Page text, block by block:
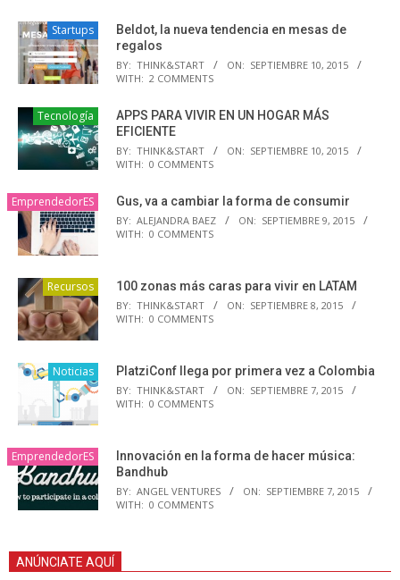
Startups
Beldot, la nueva tendencia en mesas de
regalos
BY: THINK&START ON: SEPTIEMBRE 10, 2015
WITH: 2 COMMENTS
Tecnología
APPS PARA VIVIR EN UN HOGAR MÁS
EFICIENTE
BY: THINK&START ON: SEPTIEMBRE 10, 2015
WITH: 0 COMMENTS
EmprendedorES Gus, va a cambiar la forma de consumir
BY: ALEJANDRA BAEZ ON: SEPTIEMBRE 9, 2015
WITH: 0 COMMENTS
Recursos 100 zonas más caras para vivir en LATAM
BY: THINK&START ON: SEPTIEMBRE 8, 2015
WITH: 0 COMMENTS
Noticias PlatziConf llega por primera vez a Colombia
BY: THINK&START ON: SEPTIEMBRE 7, 2015
WITH: 0 COMMENTS
EmprendedorES
Innovación en la forma de hacer música:
Bandhub
BY: ANGEL VENTURES ON: SEPTIEMBRE 7, 2015
WITH: 0 COMMENTS
ANÚNCIATE AQUÍ